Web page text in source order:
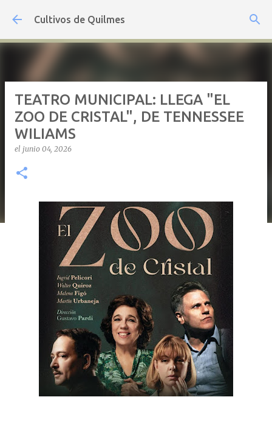
Ir al contenido principal
Cultivos de Quilmes
TEATRO MUNICIPAL: LLEGA "EL
ZOO DE CRISTAL", DE TENNESSEE
WILIAMS
el junio 04, 2026